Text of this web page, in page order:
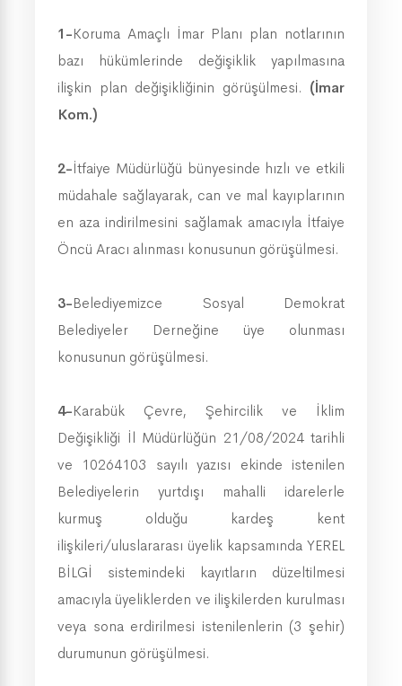
1-Koruma Amaçlı İmar Planı plan notlarının
bazı hükümlerinde değişiklik yapılmasına
ilişkin plan değişikliğinin görüşülmesi. (İmar
Kom.)
2-İtfaiye Müdürlüğü bünyesinde hızlı ve etkili
müdahale sağlayarak, can ve mal kayıplarının
en aza indirilmesini sağlamak amacıyla İtfaiye
Öncü Aracı alınması konusunun görüşülmesi.
3-Belediyemizce Sosyal Demokrat
Belediyeler Derneğine üye olunması
konusunun görüşülmesi.
4-Karabük Çevre, Şehircilik ve İklim
Değişikliği İl Müdürlüğün 21/08/2024 tarihli
ve 10264103 sayılı yazısı ekinde istenilen
Belediyelerin yurtdışı mahalli idarelerle
kurmuş olduğu kardeş kent
ilişkileri/uluslararası üyelik kapsamında YEREL
BİLGİ sistemindeki kayıtların düzeltilmesi
amacıyla üyeliklerden ve ilişkilerden kurulması
veya sona erdirilmesi istenilenlerin (3 şehir)
durumunun görüşülmesi.